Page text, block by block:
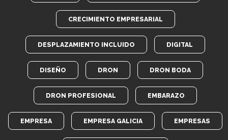
CRECIMIENTO EMPRESARIAL
DESPLAZAMIENTO INCLUIDO DIGITAL
DISEÑO DRON DRON BODA
DRON PROFESIONAL EMBARAZO
EMPRESA EMPRESA GALICIA EMPRESAS